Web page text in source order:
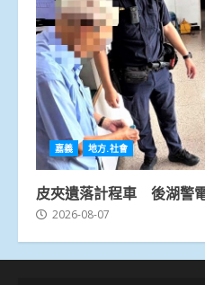
嘉義 地方.社會
皮夾遺落計程車 後湖警
2026-08-07